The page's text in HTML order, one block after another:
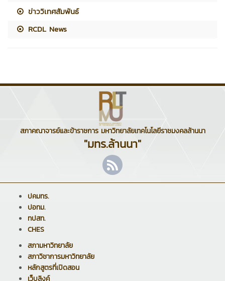
ข่าววิเทศสัมพันธ์
RCDL News
สภาคณาจารย์และข้าราชการ มหาวิทยาลัยเทคโนโลยีราชมงคลล้านนา
"มทร.ล้านนา"
ปคมทร.
ปอทม.
ทปสท.
CHES
สภามหาวิทยาลัย
สภาวิชาการมหาวิทยาลัย
หลักสูตรที่เปิดสอน
เว็บลิงค์